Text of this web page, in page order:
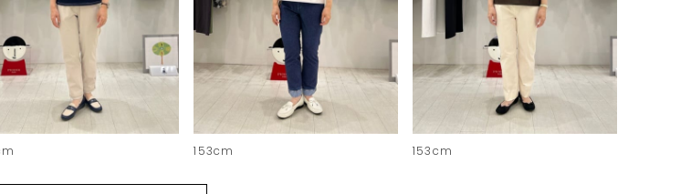
153cm 153cm